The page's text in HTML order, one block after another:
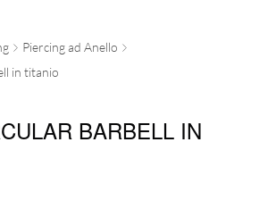
Piercing ad Anello
in titanio
BARBELL IN